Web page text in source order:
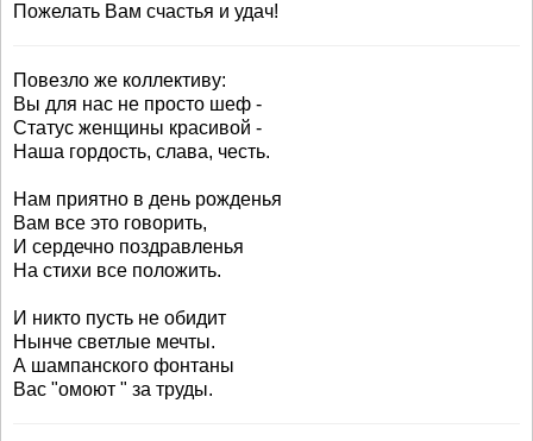
Пожелать Вам счастья и удач!
Повезло же коллективу:
Вы для нас не просто шеф -
Статус женщины красивой -
Наша гордость, слава, честь.
Нам приятно в день рожденья
Вам все это говорить,
И сердечно поздравленья
На стихи все положить.
И никто пусть не обидит
Нынче светлые мечты.
А шампанского фонтаны
Вас "омоют " за труды.